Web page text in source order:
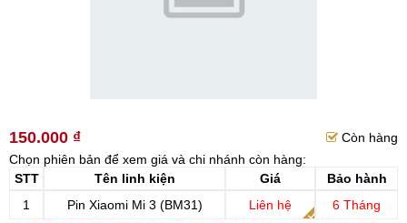
150.000 ₫
Còn hàng
Chọn phiên bản để xem giá và chi nhánh còn hàng:
STT
Tên linh kiện Giá
Bảo hành
1
Pin Xiaomi Mi 3 (BM31) Liên hệ 6 Tháng